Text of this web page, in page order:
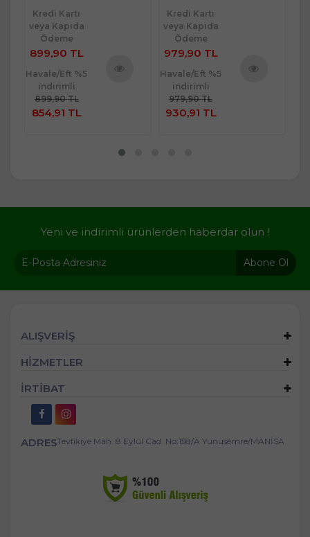
Kredi Kartı
veya Kapıda
Ödeme
899,90 TL
Havale/Eft %5
indirimli
899,90 TL
854,91 TL
Kredi Kartı
veya Kapıda
Ödeme
979,90 TL
Havale/Eft %5
indirimli
979,90 TL
930,91 TL
Yeni ve indirimli ürünlerden haberdar olun !
Abone Ol
ALIŞVERİŞ
HİZMETLER
İRTİBAT
ADRESTevfikiye Mah. 8 Eylül Cad. No:158/A Yunusemre/MANİSA